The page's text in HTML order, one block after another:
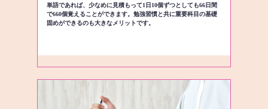
単語であれば、少なめに見積もって1日10個ずつとしても66日間
で660個覚えることができます。勉強習慣と共に重要科目の基礎
固めができるのも大きなメリットです。